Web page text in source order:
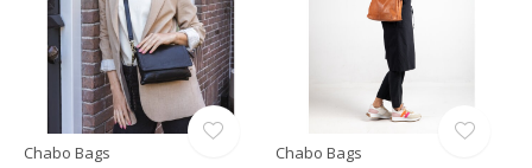
Chabo Bags Chabo Bags